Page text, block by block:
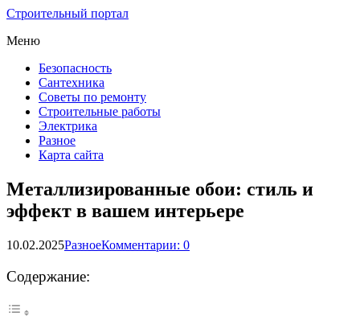
Строительный портал
Меню
Безопасность
Сантехника
Советы по ремонту
Строительные работы
Электрика
Разное
Карта сайта
Металлизированные обои: стиль и
эффект в вашем интерьере
10.02.2025РазноеКомментарии: 0
Содержание: